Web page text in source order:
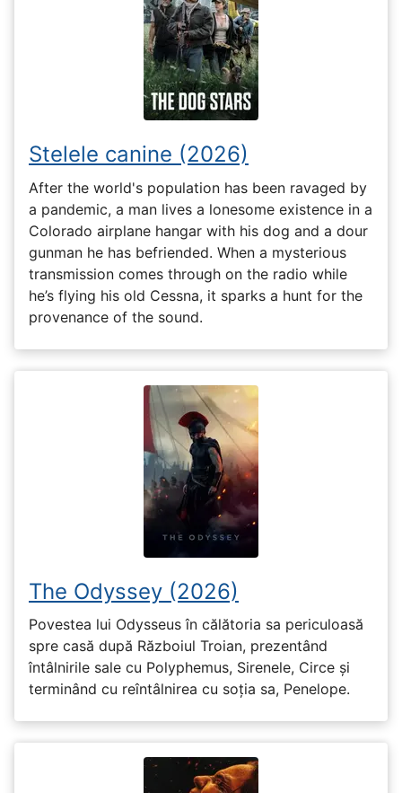
Stelele canine (2026)
After the world's population has been ravaged by
a pandemic, a man lives a lonesome existence in a
Colorado airplane hangar with his dog and a dour
gunman he has befriended. When a mysterious
transmission comes through on the radio while
he’s flying his old Cessna, it sparks a hunt for the
provenance of the sound.
The Odyssey (2026)
Povestea lui Odysseus în călătoria sa periculoasă
spre casă după Războiul Troian, prezentând
întâlnirile sale cu Polyphemus, Sirenele, Circe și
terminând cu reîntâlnirea cu soția sa, Penelope.